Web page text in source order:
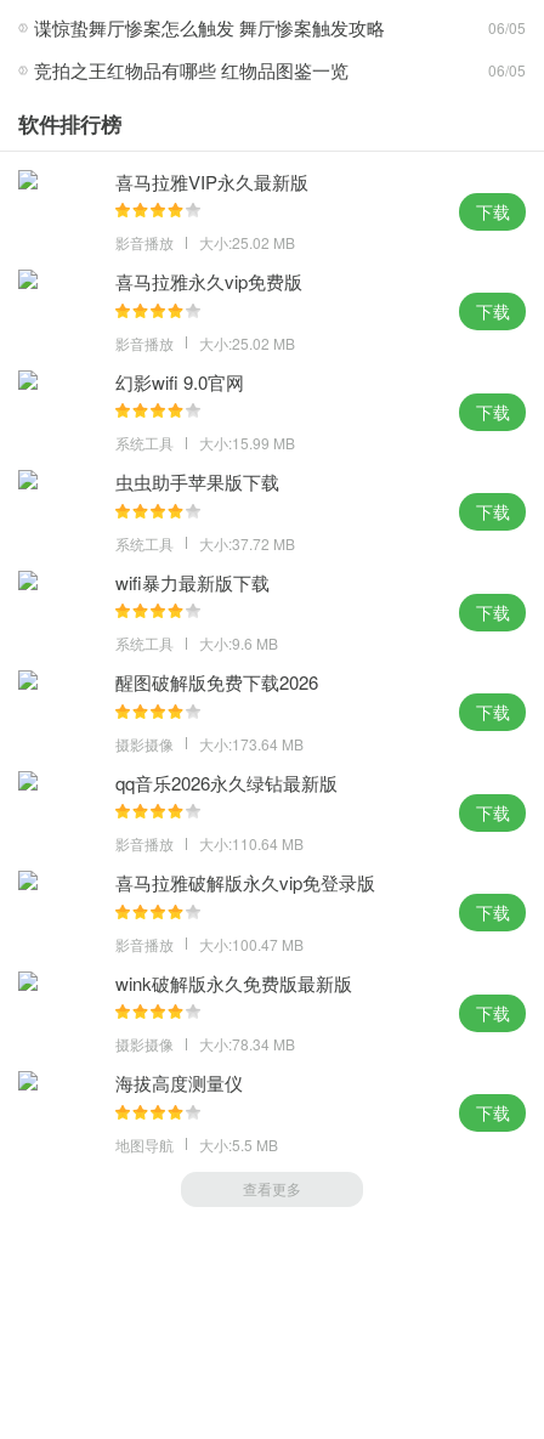
4、自定义启动usb磁盘系统加载，usb磁盘启动系统集成白菜细心制
造，不需要任何技术就能完成整个系统的重新启动作业。
大白菜u盘装系统下载攻略心得：
可以帮助您维护计算机系统，特别为计算机初学者精心设计。
2、它能自动识别和优化系统配置，提高了usb磁盘的启动磁盘制作
3、确认没有病毒特洛伊木马，用户就不需要上网了，所有工作只要
点击一次鼠标即可，在没有任何技术基础的情况下。
4、软件接口的设计风格更加新颖美丽，设置过程完全离线，可以感
受到全新的使用感受，大大节省了用户的时间和精力。
大白菜u盘装系统下载体验点评：
统一的设计画面之中，独特的个性化画面，你的系统就这样悄无声
息的安装好了，大白菜u盘装系统下载，隐藏的设计魅力都在这里。
MD5: 8D912BEE0C7DFE039DA1214753DF7C45
SHA1: 5F6FA67D90CB1C4B16F0DE695B1E3EEC390E2E78
谍惊蛰舞厅惨案怎么触发 舞厅惨案触发攻略 06/05
竞拍之王红物品有哪些 红物品图鉴一览 06/05
软件排行榜
喜马拉雅VIP永久最新版
影音播放 大小:25.02 MB
下载
喜马拉雅永久vip免费版
影音播放 大小:25.02 MB
下载
幻影wifi 9.0官网
系统工具 大小:15.99 MB
下载
虫虫助手苹果版下载
系统工具 大小:37.72 MB
下载
wifi暴力最新版下载
系统工具 大小:9.6 MB
下载
醒图破解版免费下载2026
摄影摄像 大小:173.64 MB
下载
qq音乐2026永久绿钻最新版
影音播放 大小:110.64 MB
下载
喜马拉雅破解版永久vip免登录版
影音播放 大小:100.47 MB
下载
wink破解版永久免费版最新版
摄影摄像 大小:78.34 MB
下载
海拔高度测量仪
地图导航 大小:5.5 MB
下载
查看更多